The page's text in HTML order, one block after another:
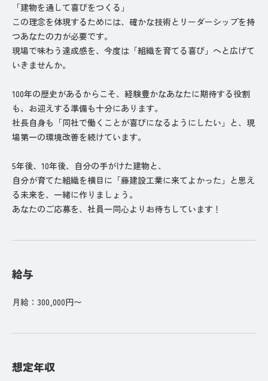
「建物を通して喜びをつくる」
この理念を体現するためには、確かな技術とリーダーシップを持
つあなたの力が必要です。
現場で味わう達成感を、今度は「組織を育てる喜び」へと広げて
いきませんか。
100年の歴史があるからこそ、経験豊かなあなたに期待する役割
も、お迎えする準備も十分にあります。
社長自身も「同社で働くことが喜びになるようにしたい」と、現
場第一の環境改善を続けています。
5年後、10年後、自分の手がけた建物と、
自分が育てた組織を横目に「藤建設工業に来てよかった」と思え
る未来を、一緒に作りましょう。
あなたのご応募を、社員一同心よりお待ちしています！
給与
月給：300,000円〜
想定年収